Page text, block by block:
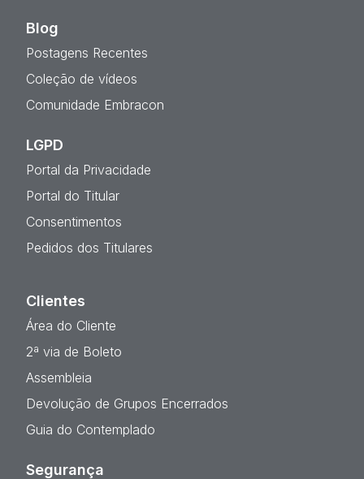
Blog
Postagens Recentes
Coleção de vídeos
Comunidade Embracon
LGPD
Portal da Privacidade
Portal do Titular
Consentimentos
Pedidos dos Titulares
Clientes
Área do Cliente
2ª via de Boleto
Assembleia
Devolução de Grupos Encerrados
Guia do Contemplado
Segurança